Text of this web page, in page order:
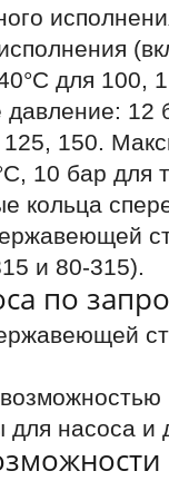
для 100,
12
150.
10 бар для
кольца
и 80-315).
по
насоса и